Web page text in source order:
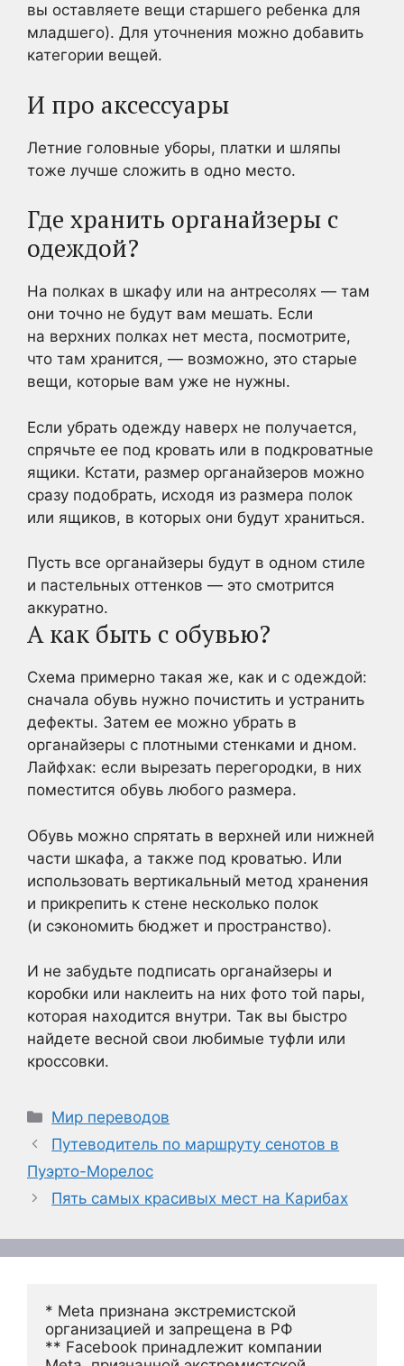
вы оставляете вещи старшего ребенка для
младшего). Для уточнения можно добавить
категории вещей.
И про аксессуары
Летние головные уборы, платки и шляпы
тоже лучше сложить в одно место.
Где хранить органайзеры с
одеждой?
На полках в шкафу или на антресолях — там
они точно не будут вам мешать. Если
на верхних полках нет места, посмотрите,
что там хранится, — возможно, это старые
вещи, которые вам уже не нужны.
Если убрать одежду наверх не получается,
спрячьте ее под кровать или в подкроватные
ящики. Кстати, размер органайзеров можно
сразу подобрать, исходя из размера полок
или ящиков, в которых они будут храниться.
Пусть все органайзеры будут в одном стиле
и пастельных оттенков — это смотрится
аккуратно.
А как быть с обувью?
Схема примерно такая же, как и с одеждой:
сначала обувь нужно почистить и устранить
дефекты. Затем ее можно убрать в
органайзеры с плотными стенками и дном.
Лайфхак: если вырезать перегородки, в них
поместится обувь любого размера.
Обувь можно спрятать в верхней или нижней
части шкафа, а также под кроватью. Или
использовать вертикальный метод хранения
и прикрепить к стене несколько полок
(и сэкономить бюджет и пространство).
И не забудьте подписать органайзеры и
коробки или наклеить на них фото той пары,
которая находится внутри. Так вы быстро
найдете весной свои любимые туфли или
кроссовки.
Рубрики
Мир переводов
Путеводитель по маршруту сенотов в
Пуэрто-Морелос
Пять самых красивых мест на Карибах
* Meta признана экстремистской
организацией и запрещена в РФ
** Facebook принадлежит компании